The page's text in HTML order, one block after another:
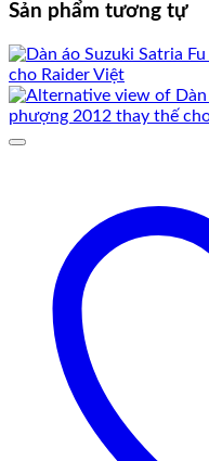
Sản phẩm tương tự